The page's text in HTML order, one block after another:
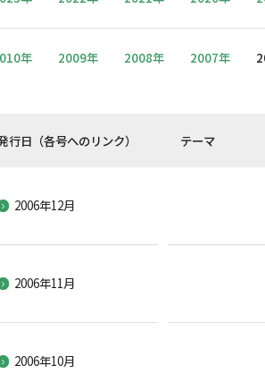
年 2009年 2008年 2007年
行日（各号へのリンク） テーマ
2006年12月
2006年11月
2006年10月